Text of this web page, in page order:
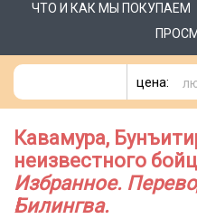
ЧТО И КАК МЫ ПОКУПАЕМ
цена:
Кавамура,
неизвестного
Избранное.
Билингва.